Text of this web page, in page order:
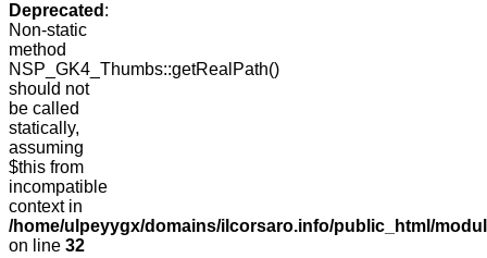
Deprecated :
Non-static
method
NSP_GK4_Thumbs::getRealPath()
should not
be called
statically,
assuming
$this from
incompatible
context in
/home/ulpeyygx/domains/ilcorsaro.info/public_html/
on line 32